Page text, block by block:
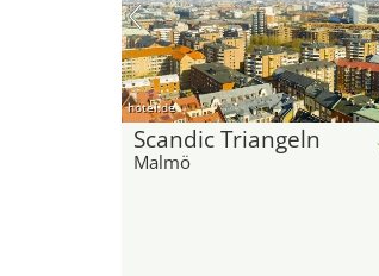
hotel.de
Scandic Triangeln
Malmö